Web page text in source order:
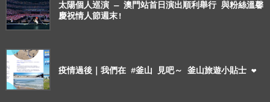
太陽個人巡演 — 澳門站首日演出順利舉行 與粉絲溫馨
慶祝情人節週末!
疫情過後｜我們在 #釜山 見吧～ 釜山旅遊小貼士 ❤